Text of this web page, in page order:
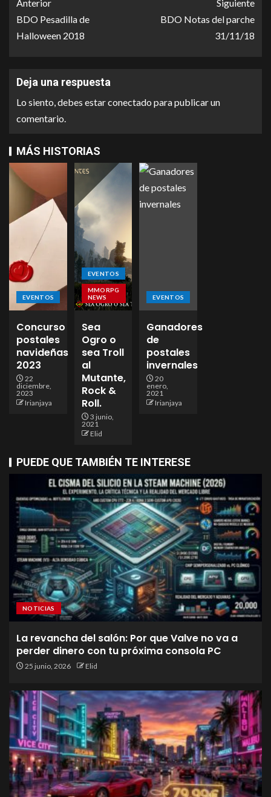
Anterior
BDO Pesadilla de
Halloween 2018
Siguiente
BDO Notas del parche
31/11/18
Deja una respuesta
Lo siento, debes estarconectado para publicar un
comentario.
MÁS HISTORIAS
EVENTOS
Concurso
postales
navideñas
2023
22
diciembre,
2023
Irianjaya
EVENTOS
MMORPG
NEWS
Sea
Ogro o
sea Troll
al
Mutante,
Rock &
Roll.
3 junio,
2021
Elid
EVENTOS
Ganadores
de
postales
invernales
20
enero,
2021
Irianjaya
PUEDE QUE TAMBIÉN TE INTERESE
NOTICIAS
La revancha del salón: Por que Valve no va a
perder dinero con tu próxima consola PC
25 junio, 2026 Elid